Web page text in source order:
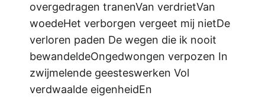
overgedragen tranenVan verdrietVan
woedeHet verborgen vergeet mij nietDe
verloren paden De wegen die ik nooit
bewandeldeOngedwongen verpozen In
zwijmelende geesteswerken Vol
verdwaalde eigenheidEn